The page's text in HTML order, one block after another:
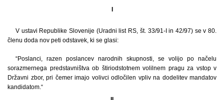
I
V ustavi Republike Slovenije (Uradni list RS, št. 33/91-I in 42/97) se v 80.
členu doda nov peti odstavek, ki se glasi:
“Poslanci, razen poslancev narodnih skupnosti, se volijo po načelu
sorazmernega predstavništva ob štiriodstotnem volilnem pragu za vstop v
Državni zbor, pri čemer imajo volivci odločilen vpliv na dodelitev mandatov
kandidatom.“